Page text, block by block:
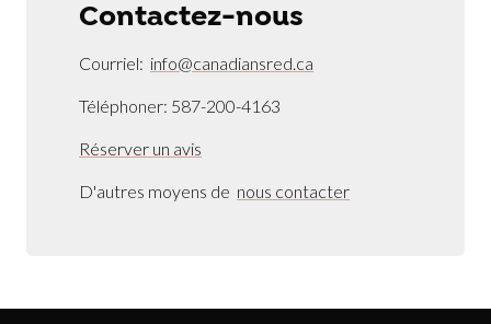
Contactez-nous
Courriel: info@canadiansred.ca
Téléphoner: 587-200-4163
Réserver un avis
D'autres moyens de nous contacter